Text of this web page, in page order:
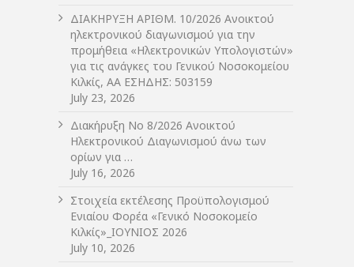
ΔIΑΚΗΡΥΞΗ ΑΡIΘΜ. 10/2026 Ανοικτού
ηλεκτρονικού διαγωνισμού για την
προμήθεια «Ηλεκτρονικών Υπολογιστών»
για τις ανάγκες του Γενικού Νοσοκομείου
Κιλκίς, ΑΑ ΕΣΗΔΗΣ: 503159
July 23, 2026
Διακήρυξη Νο 8/2026 Ανοικτού
Ηλεκτρονικού Διαγωνισμού άνω των
ορίων για …
July 16, 2026
Στοιχεία εκτέλεσης Προϋπολογισμού
Ενιαίου Φορέα «Γενικό Νοσοκομείο
Κιλκίς»_ΙΟΥΝΙΟΣ 2026
July 10, 2026